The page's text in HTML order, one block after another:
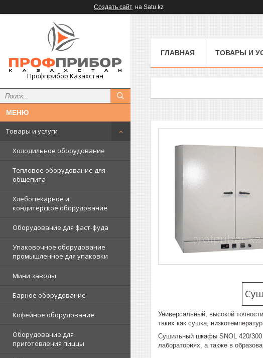
Создать сайт на Satu.kz
Профприбор Казахстан
Товары и услуги
Холодильное оборудование
Тепловое оборудование для
общепита
Хлебопекарное и
кондитерское оборудование
Оборудование для фаст-фуда
Упаковочное оборудование
промышленное для упаковки
Мини заводы
Барное оборудование
Кофейное оборудование
Оборудование для
приготовления пиццы
ГЛАВНАЯ ТОВАРЫ И
Универсальный, высокой
таких как сушка,
Сушильный шкафы SNOL 420/300
лабораториях, а также в